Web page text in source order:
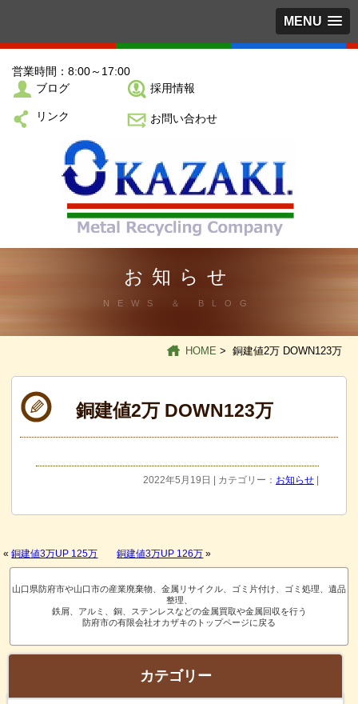
MENU
営業時間：8:00～17:00
ブログ
採用情報
リンク お問い合わせ
お知らせ
NEWS ＆ BLOG
HOME > 銅建値2万 DOWN123万
銅建値2万 DOWN123万
2022年5月19日 | カテゴリー： お知らせ|
«銅建値3万UP 125万 銅建値3万UP 126万 »
山口県防府市や山口市の産業廃棄物、金属リサイクル、ゴミ片付け、ゴミ処理、遺品
整理、
鉄屑、アルミ、銅、ステンレスなどの金属買取や金属回収を行う
防府市の有限会社オカザキのトップページに戻る
カテゴリー